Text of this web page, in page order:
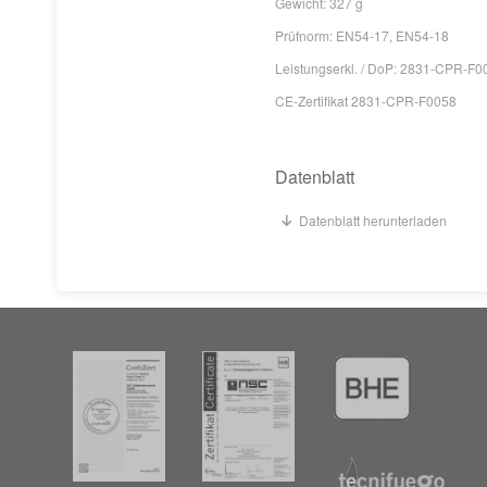
Prüfnorm: EN54-17, EN54-18
Leistungserkl. / DoP: 2831-CPR-
CE-Zertifikat 2831-CPR-F0058
Datenblatt
Datenblatt herunterladen